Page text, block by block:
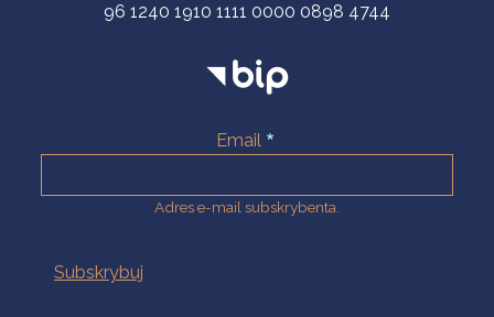
96 1240 1910 1111 0000 0898 4744
Email
Adres e-mail subskrybenta.